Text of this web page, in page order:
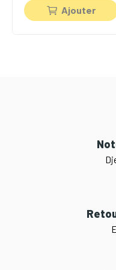
Ajouter